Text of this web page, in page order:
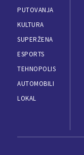
PUTOVANJA
KULTURA
SUPERŽENA
ESPORTS
TEHNOPOLIS
AUTOMOBILI
LOKAL